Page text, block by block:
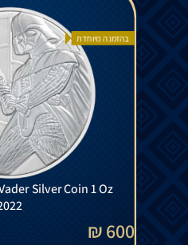
בהזמנה מיוחדת
Silver Coin 1 Oz
600 ₪